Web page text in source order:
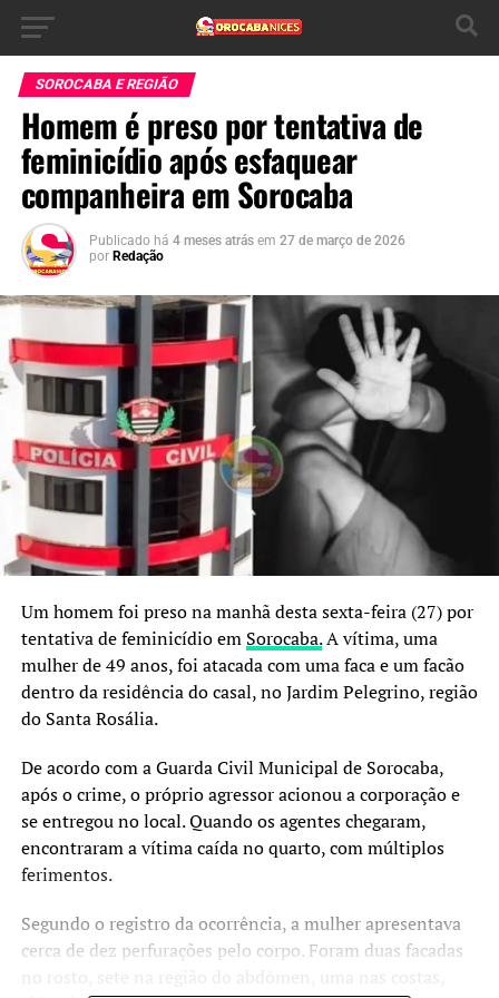
SOROCABA E REGIÃO
Homem é preso por tentativa de
feminicídio após esfaquear
companheira em Sorocaba
Publicado há 4 meses atrás em 27 de março de 2026
por Redação
Um homem foi preso na manhã desta sexta-feira (27) por
tentativa de feminicídio em Sorocaba.A vítima, uma
mulher de 49 anos, foi atacada com uma faca e um facão
dentro da residência do casal, no Jardim Pelegrino, região
do Santa Rosália.
De acordo com a Guarda Civil Municipal de Sorocaba,
após o crime, o próprio agressor acionou a corporação e
se entregou no local. Quando os agentes chegaram,
encontraram a vítima caída no quarto, com múltiplos
ferimentos.
Segundo o registro da ocorrência, a mulher apresentava
cerca de dez perfurações pelo corpo. Foram duas facadas